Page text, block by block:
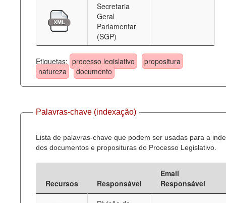
Secretaria
Geral
Parlamentar
(SGP)
Etiquetas: processo legislativo
propositura
natureza
documento
Palavras-chave (indexação)
Lista de palavras-chave que podem ser usadas para a
dos documentos e proposituras do Processo Legislativo.
Recursos Responsável
Email
Responsável